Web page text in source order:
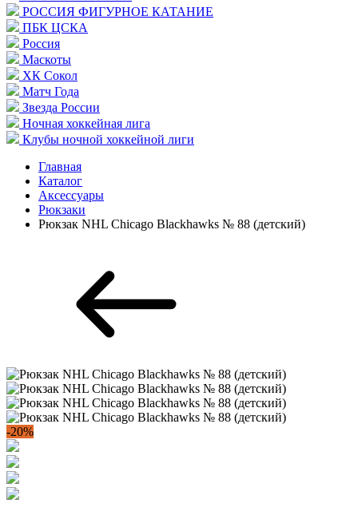
РОССИЯ ФИГУРНОЕ КАТАНИЕ
ПБК ЦСКА
Россия
Маскоты
ХК Сокол
Матч Года
Звезда России
Ночная хоккейная лига
Клубы ночной хоккейной лиги
Главная
Каталог
Аксессуары
Рюкзаки
Рюкзак NHL Chicago Blackhawks № 88 (детский)
-20%